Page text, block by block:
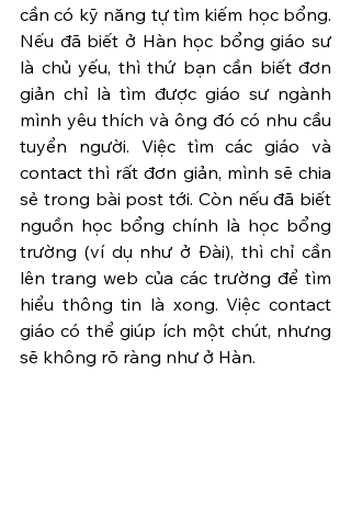
cần có kỹ năng tự tìm kiếm học bổng.
Nếu đã biết ở Hàn học bổng giáo sư
là chủ yếu, thì thứ bạn cần biết đơn
giản chỉ là tìm được giáo sư ngành
mình yêu thích và ông đó có nhu cầu
tuyển người. Việc tìm các giáo và
contact thì rất đơn giản, mình sẽ chia
sẻ trong bài post tới. Còn nếu đã biết
nguồn học bổng chính là học bổng
trường (ví dụ như ở Đài), thì chỉ cần
lên trang web của các trường để tìm
hiểu thông tin là xong. Việc contact
giáo có thể giúp ích một chút, nhưng
sẽ không rõ ràng như ở Hàn.